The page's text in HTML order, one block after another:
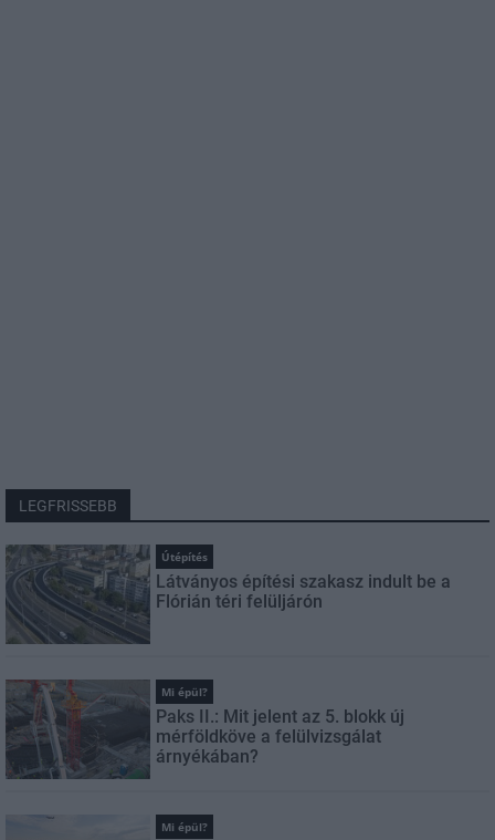
LEGFRISSEBB
Útépítés
Látványos építési szakasz indult be a
Flórián téri felüljárón
Mi épül?
Paks II.: Mit jelent az 5. blokk új
mérföldköve a felülvizsgálat
árnyékában?
Mi épül?